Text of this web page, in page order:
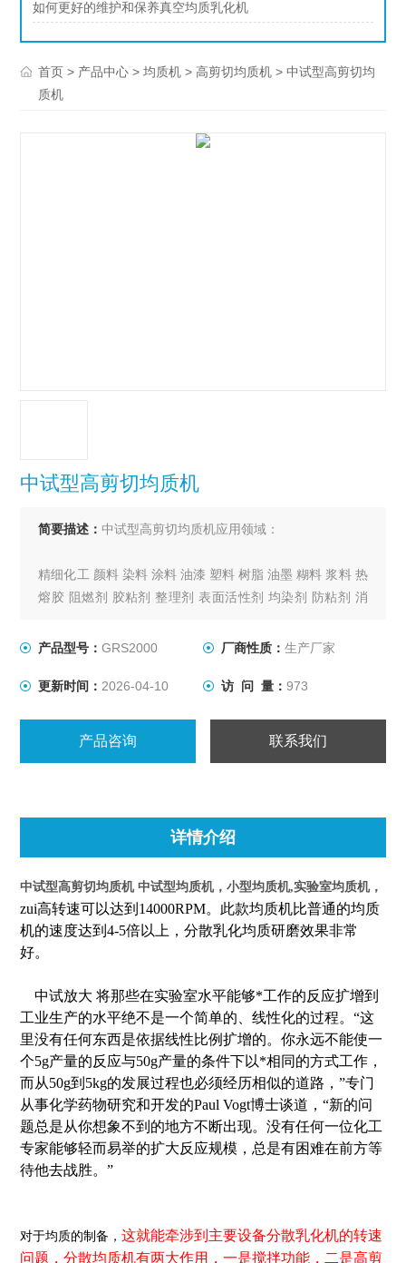
如何更好的维护和保养真空均质乳化机
首页 > 产品中心 >均质机 >高剪切均质机 > 中试型高剪切均
质机
中试型高剪切均质机
简要描述：中试型高剪切均质机应用领域：
精细化工 颜料 染料 涂料 油漆 塑料 树脂 油墨 糊料 浆料 热
熔胶 阻燃剂 胶粘剂 整理剂 表面活性剂 均染剂 防粘剂 消
表面活性剂 溶剂 硅油乳化 树脂乳化 碳黑分散
产品型号：GRS2000 厂商性质： 生产厂家
更新时间： 2026-04-10 访 问 量： 973
产品咨询 联系我们
详情介绍
中试型高剪切均质机 中试型均质机，小型均质机,实验室均质机，
zui高转速可以达到14000RPM。此款均质机比普通的均质
机的速度达到4-5倍以上，分散乳化均质研磨效果非常
好。
中试放大 将那些在实验室水平能够*工作的反应扩增到
工业生产的水平绝不是一个简单的、线性化的过程。“这
里没有任何东西是依据线性比例扩增的。你永远不能使一
个5g产量的反应与50g产量的条件下以*相同的方式工作，
而从50g到5kg的发展过程也必须经历相似的道路，”专门
从事化学药物研究和开发的Paul Vogt博士谈道，“新的问
题总是从你想象不到的地方不断出现。没有任何一位化工
专家能够轻而易举的扩大反应规模，总是有困难在前方等
待他去战胜。”
对于均质的制备，这就能牵涉到主要设备分散乳化机的转速
问题，分散均质机有两大作用，一是搅拌功能，二是高剪